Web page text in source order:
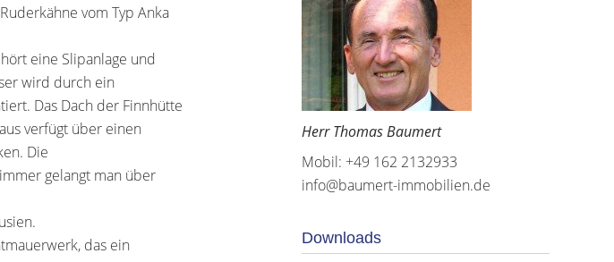
vom Typ Anka
eine Slipanlage und
wird durch ein
Das Dach der Finnhütte
verfügt über einen
Die
gelangt man über
das ein
Herr Thomas Baumert
Mobil: +49 162 2132933
info@baumert-immobilien.de
Downloads